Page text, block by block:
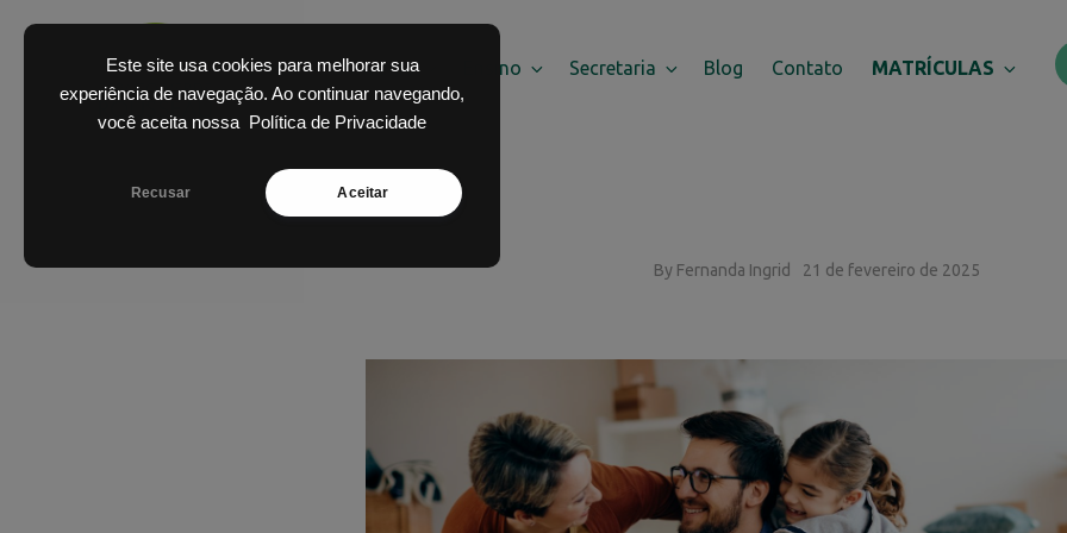
Este site usa cookies para melhorar sua
experiência de navegação. Ao continuar navegando,
você aceita nossa
Política de Privacidade
Recusar Aceitar
Skip
content
Home O Colégio Ensino Secretaria Blog Contato MATRÍCULAS
By Fernanda Ingrid 21 de fevereiro de 2025